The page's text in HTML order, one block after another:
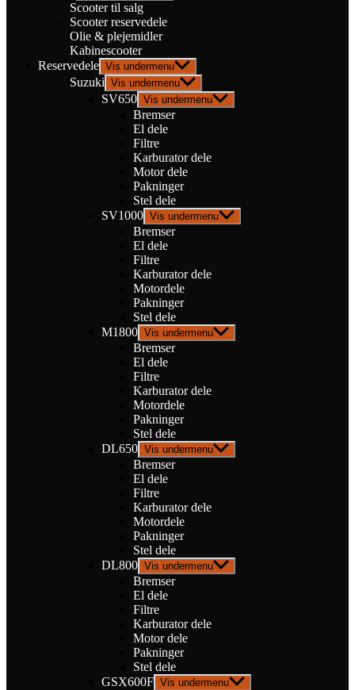
Scooter til salg
Scooter reservedele
Olie & plejemidler
Kabinescooter
Reservedele Vis undermenu
Suzuki Vis undermenu
SV650 Vis undermenu
Bremser
El dele
Filtre
Karburator dele
Motor dele
Pakninger
Stel dele
SV1000 Vis undermenu
Bremser
El dele
Filtre
Karburator dele
Motordele
Pakninger
Stel dele
M1800 Vis undermenu
Bremser
El dele
Filtre
Karburator dele
Motordele
Pakninger
Stel dele
DL650 Vis undermenu
Bremser
El dele
Filtre
Karburator dele
Motordele
Pakninger
Stel dele
DL800 Vis undermenu
Bremser
El dele
Filtre
Karburator dele
Motor dele
Pakninger
Stel dele
GSX600F Vis undermenu